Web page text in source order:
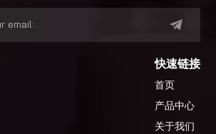
快速链接
首页
产品中心
关于我们